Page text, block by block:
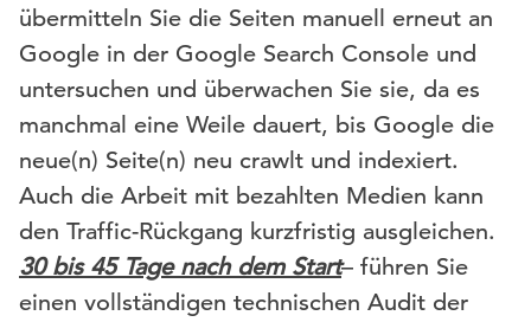
übermitteln Sie die Seiten manuell erneut an
Google in der Google Search Console und
untersuchen und überwachen Sie sie, da es
manchmal eine Weile dauert, bis Google die
neue(n) Seite(n) neu crawlt und indexiert.
Auch die Arbeit mit bezahlten Medien kann
den Traffic-Rückgang kurzfristig ausgleichen.
30 bis 45 Tage nach dem Start– führen Sie
einen vollständigen technischen Audit der